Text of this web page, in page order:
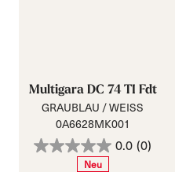
Multigara DC 74 TI Fdt
GRAUBLAU / WEISS
0A6628MK001
0.0 (0)
Neu